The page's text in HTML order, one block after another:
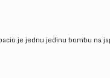
je jednu jedinu bombu na